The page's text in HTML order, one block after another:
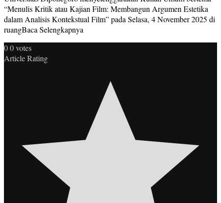
“Menulis Kritik atau Kajian Film: Membangun Argumen Estetika
dalam Analisis Kontekstual Film” pada Selasa, 4 November 2025 di
ruangBaca Selengkapnya
00votes
Article Rating